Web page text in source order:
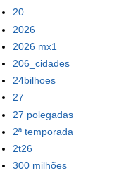
20
2026
2026 mx1
206_cidades
24bilhoes
27
27 polegadas
2ª temporada
2t26
300 milhões